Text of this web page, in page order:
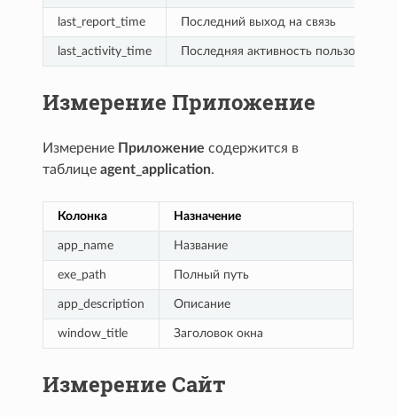
last_report_time Последний выход на связь
last_activity_time Последняя активность пользователя
Измерение Приложение
Измерение Приложение содержится в
таблицеagent_application.
Колонка Назначение
app_name Название
exe_path Полный путь
app_description Описание
window_title Заголовок окна
Измерение Сайт